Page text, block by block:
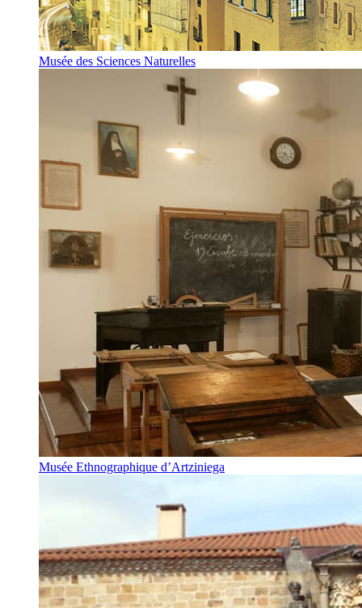
Musée des Sciences Naturelles
Musée Ethnographique d’Artziniega